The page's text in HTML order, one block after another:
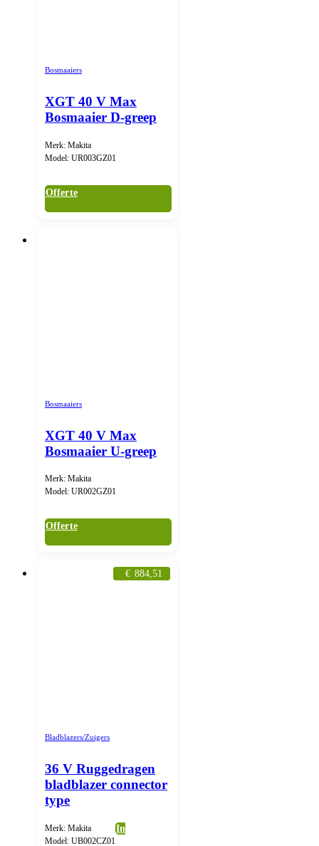
Bosmaaiers
XGT 40 V Max
Bosmaaier D-greep
Merk: Makita
Model: UR003GZ01
Offerte
Bosmaaiers
XGT 40 V Max
Bosmaaier U-greep
Merk: Makita
Model: UR002GZ01
Offerte
€ 884,51
Bladblazers/Zuigers
36 V Ruggedragen
bladblazer connector
type
Merk: Makita
Model: UB002CZ01
In